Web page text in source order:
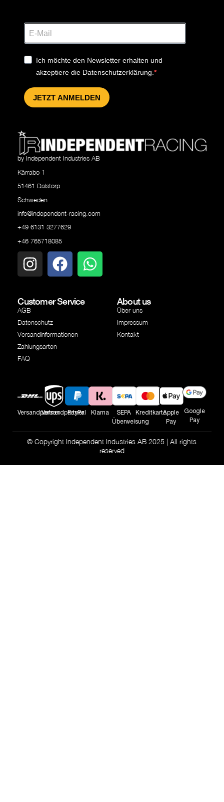
by Independent Industries AB
Kärrabo 1
51461 Dalstorp
Schweden
info@independent-racing.com
+49 6131 3277629
+46 765718085
Customer Service
AGB
Datenschutz
Versandinformationen
Zahlungsarten
FAQ
About us
Über uns
Impressum
Kontakt
Ich möchte den Newsletter erhalten und
akzeptiere die Datenschutzerklärung.
JETZT ANMELDEN
VersandpartnerVersandpartner
PayPal Klarna
SEPA
Überweisung
KreditkarteApple
Pay
Google
Pay
© Copyright Independent Industries AB 2025 | All rights
reserved